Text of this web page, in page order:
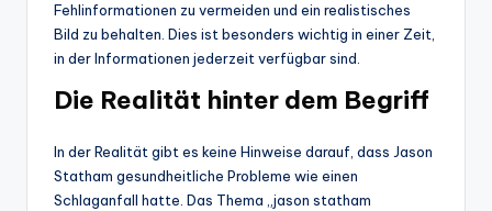
Fehlinformationen zu vermeiden und ein realistisches
Bild zu behalten. Dies ist besonders wichtig in einer Zeit,
in der Informationen jederzeit verfügbar sind.
Die Realität hinter dem Begriff
In der Realität gibt es keine Hinweise darauf, dass Jason
Statham gesundheitliche Probleme wie einen
Schlaganfall hatte. Das Thema „jason statham